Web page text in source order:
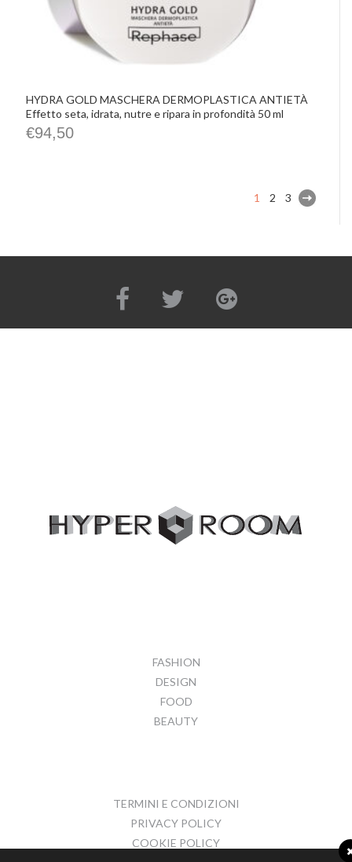
HYDRA GOLD MASCHERA DERMOPLASTICA ANTIETÀ
Effetto seta, idrata, nutre e ripara in profondità 50 ml
€94,50
1 2 3
FASHION
DESIGN
FOOD
BEAUTY
TERMINI E CONDIZIONI
PRIVACY POLICY
COOKIE POLICY